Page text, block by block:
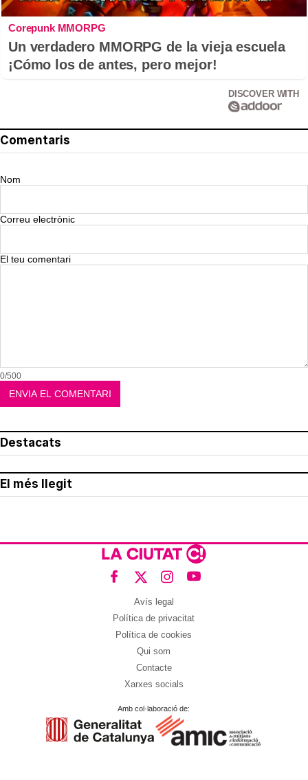
Corepunk MMORPG
Un verdadero MMORPG de la vieja escuela
¡Cómo los de antes, pero mejor!
DISCOVER WITH
Comentaris
Nom
Correu electrònic
El teu comentari
0/500
Destacats
El més llegit
Avís legal
Política de privacitat
Política de cookies
Qui som
Contacte
Xarxes socials
Amb col·laboració de: